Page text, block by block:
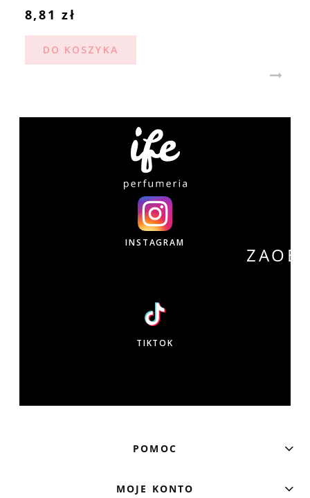
8,81 zł
DO KOSZYKA
INSTAGRAM
TIKTOK
POMOC
MOJE KONTO